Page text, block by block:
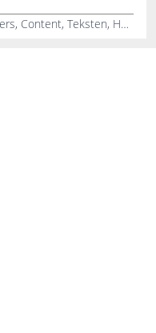
PR, Tekstschrijvers, Websites, Vertalers, Content, Teksten, Herschrijven, Persberichten, Blogs, Zakelijk schrijven